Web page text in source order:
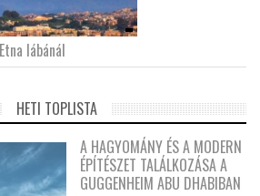
lábánál
HETI TOPLISTA
A HAGYOMÁNY ÉS A MODERN
ÉPÍTÉSZET TALÁLKOZÁSA A
GUGGENHEIM ABU DHABIBAN